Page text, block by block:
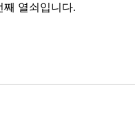
째 열쇠입니다.